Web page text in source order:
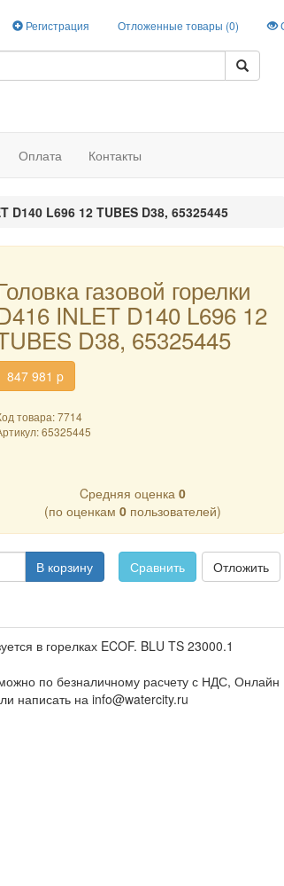
Регистрация Отложенные товары (0)
Оплата Контакты
D140 L696 12 TUBES D38, 65325445
газовой горелки
INLET D140 L696 12
D38, 65325445
847 981 p
товара: 7714
65325445
Cредняя оценка0
(по оценкам0 пользователей)
В корзину Сравнить Отложить
в горелках ECOF. BLU TS 23000.1
по безналичному расчету с НДС, Онлайн
написать на info@watercity.ru